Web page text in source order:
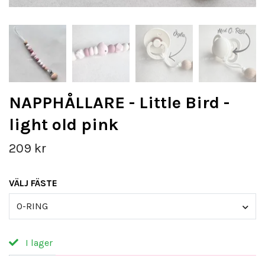
NAPPHÅLLARE - Little Bird -
light old pink
209 kr
VÄLJ FÄSTE
O-RING
I lager